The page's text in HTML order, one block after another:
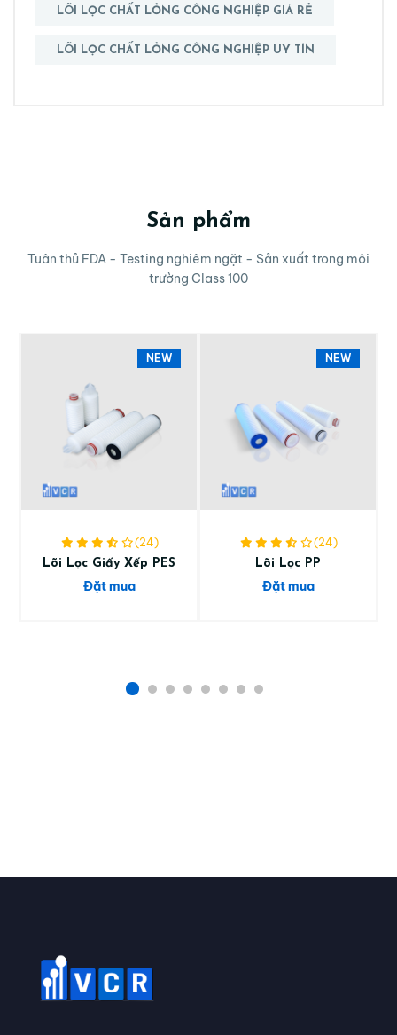
LÕI LỌC CHẤT LỎNG CÔNG NGHIỆP GIÁ RẺ
LÕI LỌC CHẤT LỎNG CÔNG NGHIỆP UY TÍN
Sản phẩm
Tuân thủ FDA - Testing nghiêm ngặt - Sản xuất trong môi
trường Class 100
NEW
(24)
Lõi Lọc Giấy Xếp PES
Đặt mua
NEW
(24)
Lõi Lọc PP
Đặt mua